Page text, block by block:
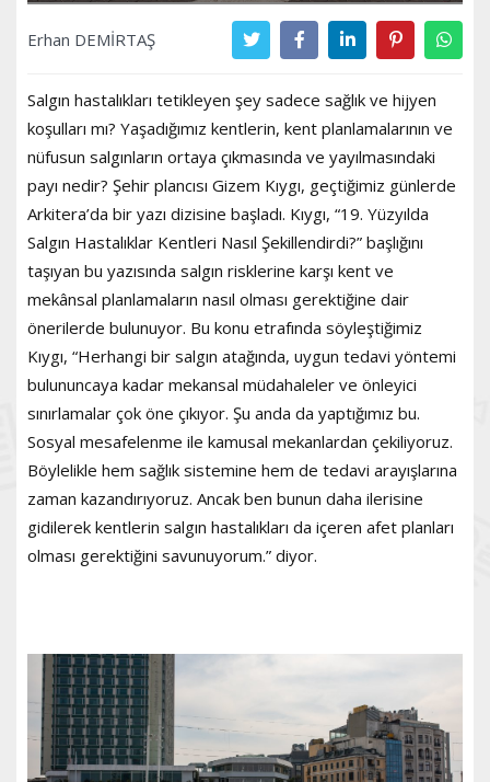
Erhan DEMİRTAŞ
Salgın hastalıkları tetikleyen şey sadece sağlık ve hijyen
koşulları mı? Yaşadığımız kentlerin, kent planlamalarının ve
nüfusun salgınların ortaya çıkmasında ve yayılmasındaki
payı nedir? Şehir plancısı Gizem Kıygı, geçtiğimiz günlerde
Arkitera’da bir yazı dizisine başladı. Kıygı, “19. Yüzyılda
Salgın Hastalıklar Kentleri Nasıl Şekillendirdi?” başlığını
taşıyan bu yazısında salgın risklerine karşı kent ve
mekânsal planlamaların nasıl olması gerektiğine dair
önerilerde bulunuyor. Bu konu etrafında söyleştiğimiz
Kıygı, “Herhangi bir salgın atağında, uygun tedavi yöntemi
bulununcaya kadar mekansal müdahaleler ve önleyici
sınırlamalar çok öne çıkıyor. Şu anda da yaptığımız bu.
Sosyal mesafelenme ile kamusal mekanlardan çekiliyoruz.
Böylelikle hem sağlık sistemine hem de tedavi arayışlarına
zaman kazandırıyoruz. Ancak ben bunun daha ilerisine
gidilerek kentlerin salgın hastalıkları da içeren afet planları
olması gerektiğini savunuyorum.” diyor.